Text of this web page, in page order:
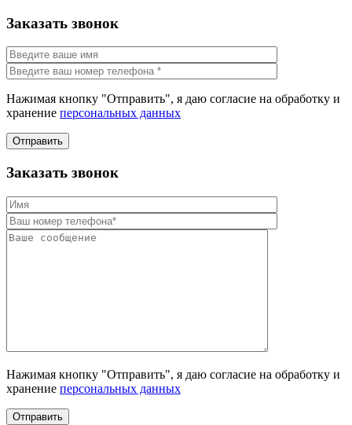
Заказать звонок
Нажимая кнопку "Отправить", я даю согласие на обработку и
хранение персональных данных
Отправить
Заказать звонок
Нажимая кнопку "Отправить", я даю согласие на обработку и
хранение персональных данных
Отправить